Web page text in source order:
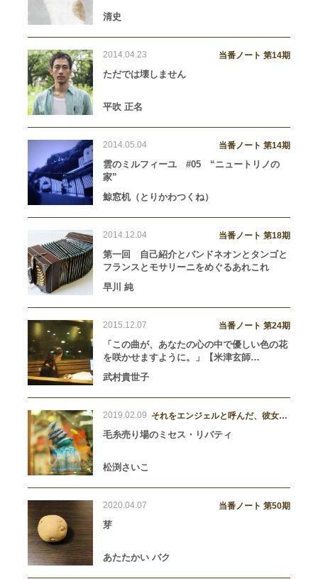
清史
2014.04.23 当番ノート 第14期
ただでは壊しません
平吹 正名
2014.05.04 当番ノート 第14期
雲のミルフィーユ #05 “ニュートリノの
家”
鯨窓机（とりかわつくね）
2014.12.04 当番ノート 第18期
第一回 自己紹介とバンドネオンとタンゴと
フランスとモサリーニをめぐるあれこれ
早川 純
2015.12.07 当番ノート 第24期
「この曲が、あなたの心の中で優しい色の花
を咲かせますように。」【米津玄師
「Flowerwall」（2015年1月14日リリー
ス）】
武村貴世子
2019.02.09 それをエンジェルと呼んだ、彼女た
毛糸売り場のミセス・リバティ
松渕さいこ
2020.04.07 当番ノート 第50期
芽
あたたかい バク